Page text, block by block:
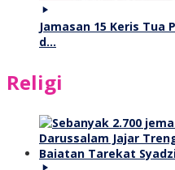
Jamasan 15 Keris
d…
Religi